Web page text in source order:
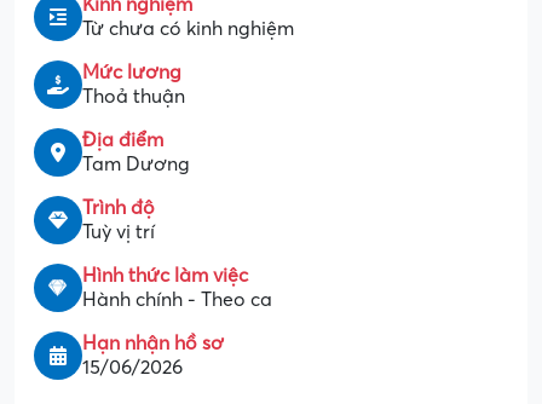
Kinh nghiệm
Từ chưa có kinh nghiệm
Mức lương
Thoả thuận
Địa điểm
Tam Dương
Trình độ
Tuỳ vị trí
Hình thức làm việc
Hành chính - Theo ca
Hạn nhận hồ sơ
15/06/2026